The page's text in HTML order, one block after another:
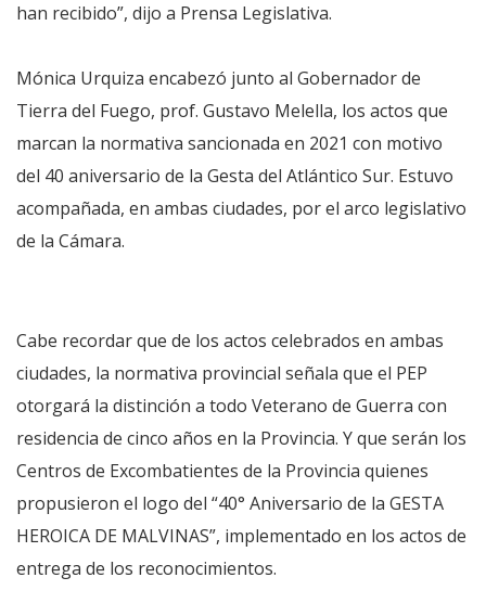
han recibido”, dijo a Prensa Legislativa.
Mónica Urquiza encabezó junto al Gobernador de
Tierra del Fuego, prof. Gustavo Melella, los actos que
marcan la normativa sancionada en 2021 con motivo
del 40 aniversario de la Gesta del Atlántico Sur. Estuvo
acompañada, en ambas ciudades, por el arco legislativo
de la Cámara.
Cabe recordar que de los actos celebrados en ambas
ciudades, la normativa provincial señala que el PEP
otorgará la distinción a todo Veterano de Guerra con
residencia de cinco años en la Provincia. Y que serán los
Centros de Excombatientes de la Provincia quienes
propusieron el logo del “40° Aniversario de la GESTA
HEROICA DE MALVINAS”, implementado en los actos de
entrega de los reconocimientos.